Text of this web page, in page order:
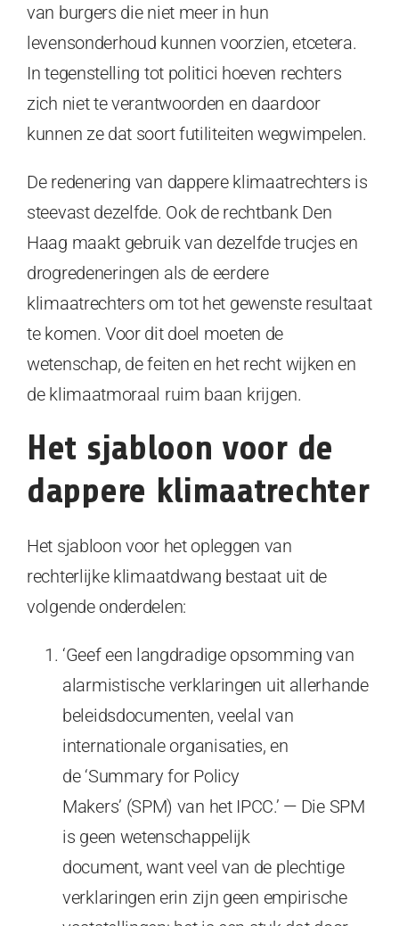
van burgers die niet meer in hun
levensonderhoud kunnen voorzien, etcetera.
In tegenstelling tot politici hoeven rechters
zich niet te verantwoorden en daardoor
kunnen ze dat soort futiliteiten wegwimpelen.
De redenering van dappere klimaatrechters is
steevast dezelfde. Ook de rechtbank Den
Haag maakt gebruik van dezelfde trucjes en
drogredeneringen als de eerdere
klimaatrechters om tot het gewenste resultaat
te komen. Voor dit doel moeten de
wetenschap, de feiten en het recht wijken en
de klimaatmoraal ruim baan krijgen.
Het sjabloon voor de
dappere klimaatrechter
Het sjabloon voor het opleggen van
rechterlijke klimaatdwang bestaat uit de
volgende onderdelen:
‘Geef een langdradige opsomming van
alarmistische verklaringen uit allerhande
beleidsdocumenten, veelal van
internationale organisaties, en
de ‘Summary for Policy
Makers’ (SPM) van het IPCC.’ — Die SPM
is geen wetenschappelijk
document, want veel van de plechtige
verklaringen erin zijn geen empirische